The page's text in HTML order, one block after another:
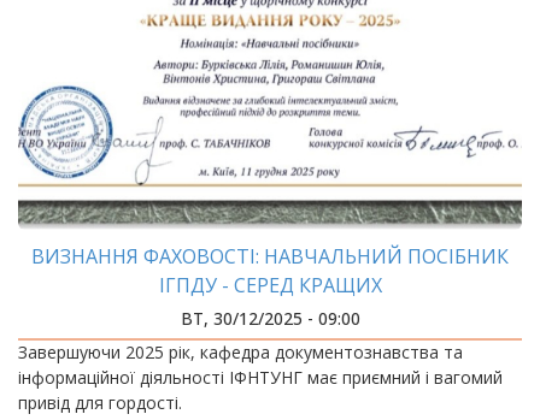
ВИЗНАННЯ ФАХОВОСТІ: НАВЧАЛЬНИЙ ПОСІБНИК
ІГПДУ - СЕРЕД КРАЩИХ
ВТ, 30/12/2025 - 09:00
Завершуючи 2025 рік, кафедра документознавства та
інформаційної діяльності ІФНТУНГ має приємний і вагомий
привід для гордості.